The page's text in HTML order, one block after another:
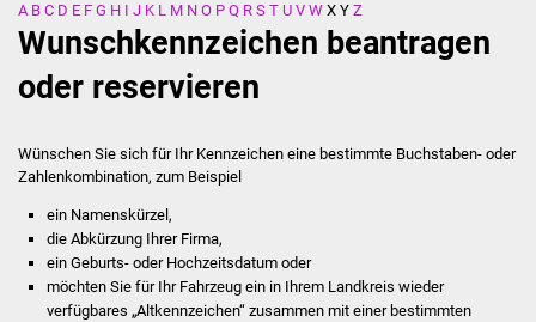
Stadtverwaltung
Veröffentlichungen
A B C D E F G H I J K L M N O P Q R S T U V W X Y Z
Wunschkennzeichen beantragen
oder reservieren
Wünschen Sie sich für Ihr Kennzeichen eine bestimmte Buchstaben- oder
Zahlenkombination, zum Beispiel
ein Namenskürzel,
die Abkürzung Ihrer Firma,
ein Geburts- oder Hochzeitsdatum oder
möchten Sie für Ihr Fahrzeug ein in Ihrem Landkreis wieder
verfügbares „Altkennzeichen“ zusammen mit einer bestimmten